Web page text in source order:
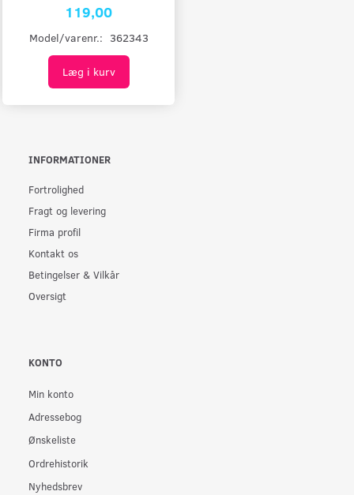
119,00
Model/varenr.: 362343
Læg i kurv
INFORMATIONER
Fortrolighed
Fragt og levering
Firma profil
Kontakt os
Betingelser & Vilkår
Oversigt
KONTO
Min konto
Adressebog
Ønskeliste
Ordrehistorik
Nyhedsbrev